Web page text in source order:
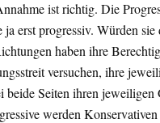
ist richtig. Die
ja erst progressiv. Würden
haben ihre
versuchen, ihre
beide Seiten ihren jeweiligen
werden